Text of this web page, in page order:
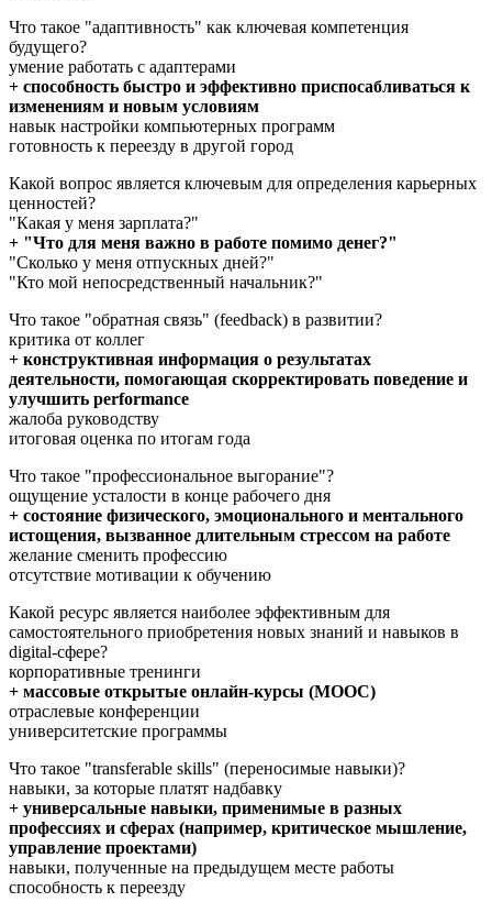
Что такое "адаптивность" как ключевая компетенция
будущего?
умение работать с адаптерами
+ способность быстро и эффективно приспосабливаться к
изменениям и новым условиям
навык настройки компьютерных программ
готовность к переезду в другой город
Какой вопрос является ключевым для определения карьерных
ценностей?
"Какая у меня зарплата?"
+ "Что для меня важно в работе помимо денег?"
"Сколько у меня отпускных дней?"
"Кто мой непосредственный начальник?"
Что такое "обратная связь" (feedback) в развитии?
критика от коллег
+ конструктивная информация о результатах
деятельности, помогающая скорректировать поведение и
улучшить performance
жалоба руководству
итоговая оценка по итогам года
Что такое "профессиональное выгорание"?
ощущение усталости в конце рабочего дня
+ состояние физического, эмоционального и ментального
истощения, вызванное длительным стрессом на работе
желание сменить профессию
отсутствие мотивации к обучению
Какой ресурс является наиболее эффективным для
самостоятельного приобретения новых знаний и навыков в
digital-сфере?
корпоративные тренинги
+ массовые открытые онлайн-курсы (MOOC)
отраслевые конференции
университетские программы
Что такое "transferable skills" (переносимые навыки)?
навыки, за которые платят надбавку
+ универсальные навыки, применимые в разных
профессиях и сферах (например, критическое мышление,
управление проектами)
навыки, полученные на предыдущем месте работы
способность к переезду